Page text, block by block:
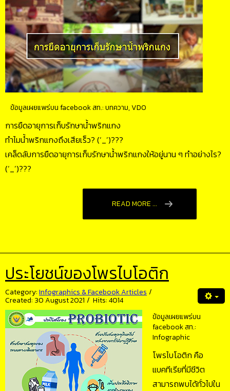
ข้อมูลเผยแพร่บน facebook สท.:บทความ, VDO
การยืดอายุการเก็บรักษาน้ำพริกแกง
ทำไมน้ำพริกแกงถึงเสียเร็ว? (‘_’)???
เคล็ดลับการยืดอายุการเก็บรักษาน้ำพริกแกงให้อยู่นาน ๆ ทำอย่างไร?
(‘_’)???
READ MORE ...
ประโยชน์ของโพรไบโอติก
Category:Infographics & Facebook Articles
Created: 30 August 2021
Hits: 4014
ข้อมูลเผยแพร่บน
facebook สท.:
Infographic
โพรไบโอติก คือ
แบคทีเรียที่มีชีวิต
สามารถพบได้ทั่วไปใน